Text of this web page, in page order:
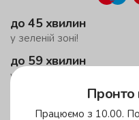
до 45 хвилин
у зеленій зоні!
до 59 хвилин
у жовтій зоні
безкоштовна
від 500 грн
Працюємо з 10.00.